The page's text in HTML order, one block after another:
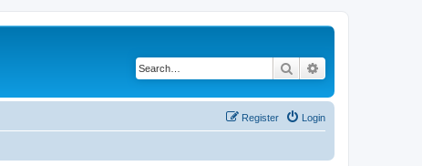
Search
Login
Register